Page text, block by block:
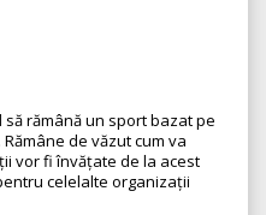
rămână un sport bazat pe
de văzut cum va
vor fi învățate de la acest
celelalte organizații